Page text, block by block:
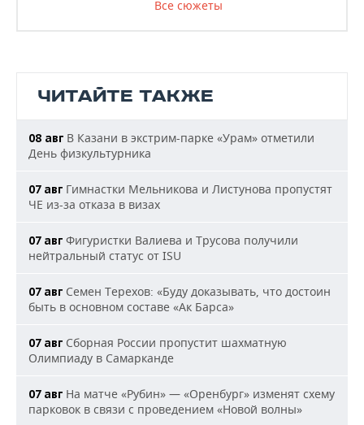
Все сюжеты
ЧИТАЙТЕ ТАКЖЕ
08 авг В Казани в экстрим-парке «Урам» отметили
День физкультурника
07 авг Гимнастки Мельникова и Листунова пропустят
ЧЕ из-за отказа в визах
07 авг Фигуристки Валиева и Трусова получили
нейтральный статус от ISU
07 авг Семен Терехов: «Буду доказывать, что достоин
быть в основном составе «Ак Барса»
07 авг Сборная России пропустит шахматную
Олимпиаду в Самарканде
07 авг На матче «Рубин» — «Оренбург» изменят схему
парковок в связи с проведением «Новой волны»